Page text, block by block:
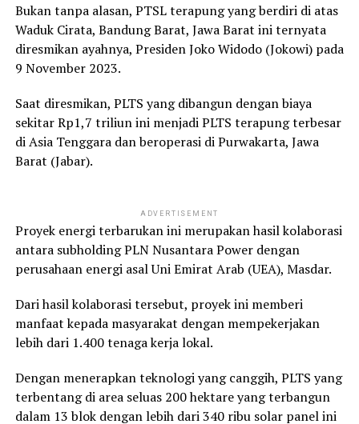
Bukan tanpa alasan, PTSL terapung yang berdiri di atas
Waduk Cirata, Bandung Barat, Jawa Barat ini ternyata
diresmikan ayahnya, Presiden Joko Widodo (Jokowi) pada
9 November 2023.
Saat diresmikan, PLTS yang dibangun dengan biaya
sekitar Rp1,7 triliun ini menjadi PLTS terapung terbesar
di Asia Tenggara dan beroperasi di Purwakarta, Jawa
Barat (Jabar).
ADVERTISEMENT
Proyek energi terbarukan ini merupakan hasil kolaborasi
antara subholding PLN Nusantara Power dengan
perusahaan energi asal Uni Emirat Arab (UEA), Masdar.
Dari hasil kolaborasi tersebut, proyek ini memberi
manfaat kepada masyarakat dengan mempekerjakan
lebih dari 1.400 tenaga kerja lokal.
Dengan menerapkan teknologi yang canggih, PLTS yang
terbentang di area seluas 200 hektare yang terbangun
dalam 13 blok dengan lebih dari 340 ribu solar panel ini